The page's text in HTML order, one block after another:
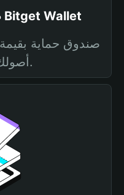
صندوق حماية محفظة Bitget Wallet
أصولك ومعاملاتك.